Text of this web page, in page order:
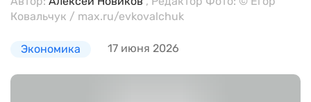
Ковальчук / max.ru/evkovalchuk
Экономика 17 июня 2026